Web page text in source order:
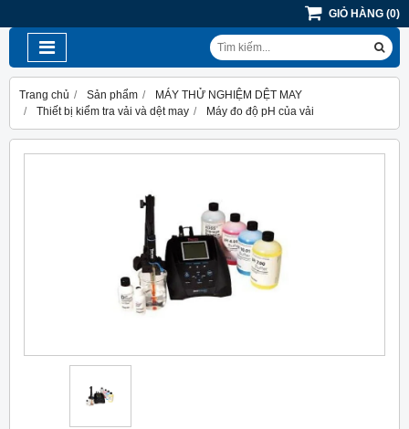
GIỎ HÀNG (0)
Trang chủ Sản phẩm
MÁY THỬ NGHIỆM DỆT MAY
Thiết bị kiểm tra vải và dệt may
Máy đo độ pH của vải